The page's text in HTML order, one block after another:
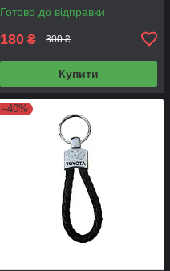
Готово до відправки
180 ₴ 300 ₴
Купити
–40%